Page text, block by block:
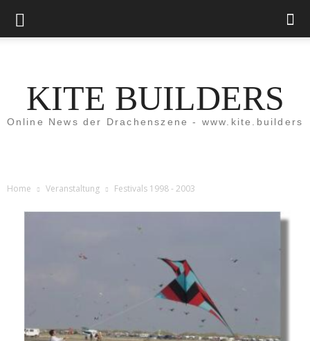
KITE BUILDERS
Online News der Drachenszene - www.kite.builders
Home Veranstaltung Festivals 1998 - 2003